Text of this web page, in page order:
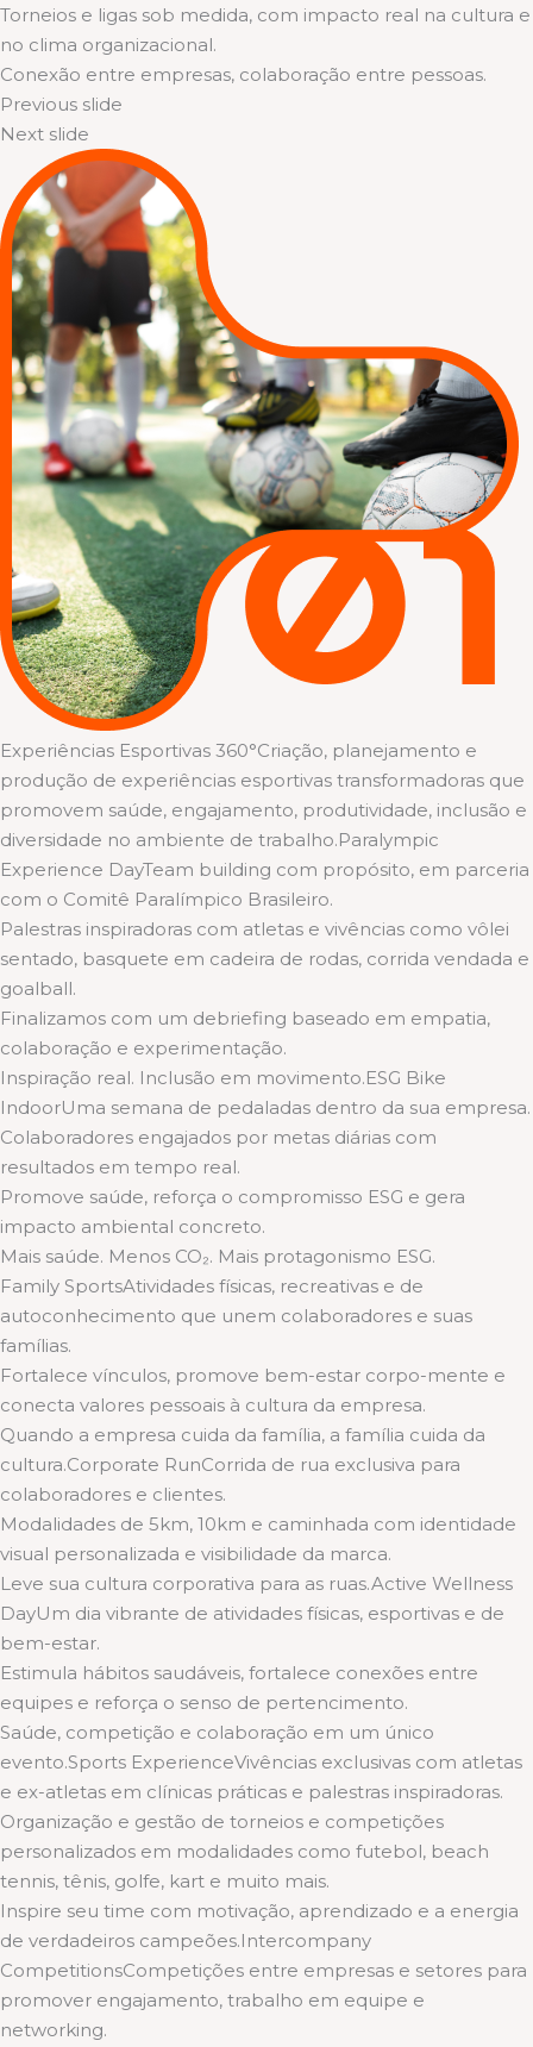
Torneios e ligas sob medida, com impacto real na cultura e
no clima organizacional.
Conexão entre empresas, colaboração entre pessoas.
Previous slide
Next slide
Experiências Esportivas 360°Criação, planejamento e
produção de experiências esportivas transformadoras que
promovem saúde, engajamento, produtividade, inclusão e
diversidade no ambiente de trabalho.Paralympic
Experience DayTeam building com propósito, em parceria
com o Comitê Paralímpico Brasileiro.
Palestras inspiradoras com atletas e vivências como vôlei
sentado, basquete em cadeira de rodas, corrida vendada e
goalball.
Finalizamos com um debriefing baseado em empatia,
colaboração e experimentação.
Inspiração real. Inclusão em movimento.ESG Bike
IndoorUma semana de pedaladas dentro da sua empresa.
Colaboradores engajados por metas diárias com
resultados em tempo real.
Promove saúde, reforça o compromisso ESG e gera
impacto ambiental concreto.
Mais saúde. Menos CO₂. Mais protagonismo ESG.
Family SportsAtividades físicas, recreativas e de
autoconhecimento que unem colaboradores e suas
famílias.
Fortalece vínculos, promove bem-estar corpo-mente e
conecta valores pessoais à cultura da empresa.
Quando a empresa cuida da família, a família cuida da
cultura.Corporate RunCorrida de rua exclusiva para
colaboradores e clientes.
Modalidades de 5km, 10km e caminhada com identidade
visual personalizada e visibilidade da marca.
Leve sua cultura corporativa para as ruas.Active Wellness
DayUm dia vibrante de atividades físicas, esportivas e de
bem-estar.
Estimula hábitos saudáveis, fortalece conexões entre
equipes e reforça o senso de pertencimento.
Saúde, competição e colaboração em um único
evento.Sports ExperienceVivências exclusivas com atletas
e ex-atletas em clínicas práticas e palestras inspiradoras.
Organização e gestão de torneios e competições
personalizados em modalidades como futebol, beach
tennis, tênis, golfe, kart e muito mais.
Inspire seu time com motivação, aprendizado e a energia
de verdadeiros campeões.Intercompany
CompetitionsCompetições entre empresas e setores para
promover engajamento, trabalho em equipe e
networking.